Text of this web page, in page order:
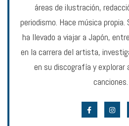
áreas de ilustración,
periodismo. Hace música propia.
ha llevado a viajar a Japón,
en la carrera del artista,
en su discografía y explorar
canciones.